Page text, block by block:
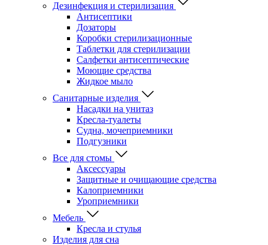
Дезинфекция и стерилизация
Антисептики
Дозаторы
Коробки стерилизационные
Таблетки для стерилизации
Салфетки антисептические
Моющие средства
Жидкое мыло
Санитарные изделия
Насадки на унитаз
Кресла-туалеты
Судна, мочеприемники
Подгузники
Все для стомы
Аксессуары
Защитные и очищающие средства
Калоприемники
Уроприемники
Мебель
Кресла и стулья
Изделия для сна